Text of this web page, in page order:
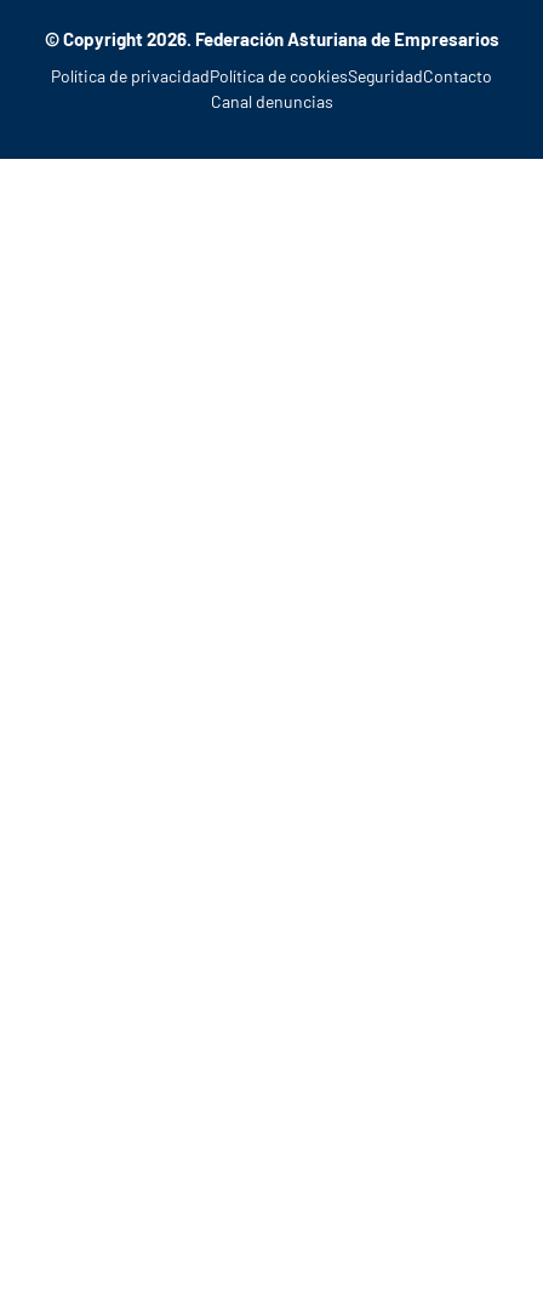
© Copyright 2026. Federación Asturiana de Empresarios
Política de privacidadPolítica de cookiesSeguridadContacto
Canal denuncias